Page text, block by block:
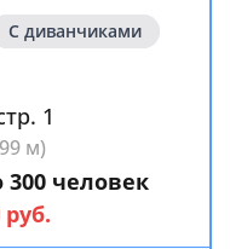
С диванчиками
1
м)
300 человек
руб.